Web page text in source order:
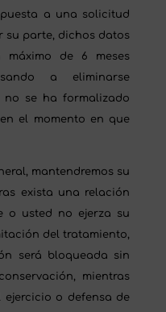
a una solicitud
su parte, dichos datos
máximo de 6 meses
a eliminarse
se ha formalizado
el momento en que
mantendremos su
exista una relación
o usted no ejerza su
del tratamiento,
será bloqueada sin
mientras
ejercicio o defensa de